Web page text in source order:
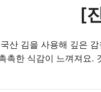
[
산 김을 사용해 깊은
촉한 식감이 느껴져요.